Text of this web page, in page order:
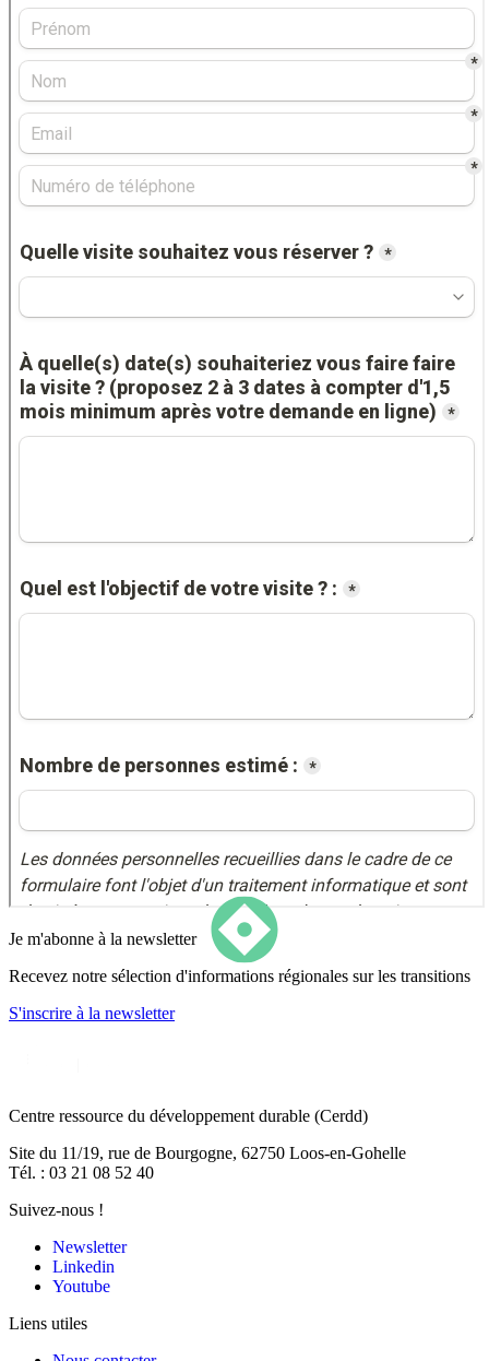
Je m'abonne à la newsletter
Recevez notre sélection d'informations régionales sur les transitions
S'inscrire à la newsletter
Centre ressource du développement durable (Cerdd)
Site du 11/19, rue de Bourgogne, 62750 Loos-en-Gohelle
Tél. : 03 21 08 52 40
Suivez-nous !
Newsletter
Linkedin
Youtube
Liens utiles